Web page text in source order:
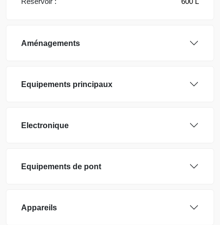
Aménagements
Equipements principaux
Electronique
Equipements de pont
Appareils